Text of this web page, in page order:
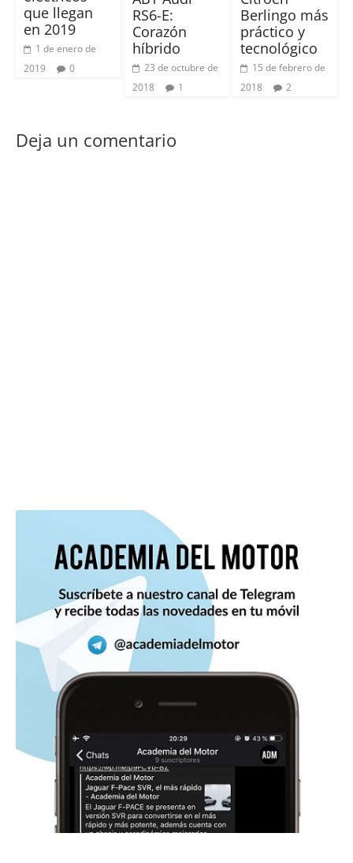
que llegan
en 2019
1 de enero de
2019
0
RS6-E:
Corazón
híbrido
23 de octubre de
2018
1
Berlingo más
práctico y
tecnológico
15 de febrero de
2018
2
Deja un comentario